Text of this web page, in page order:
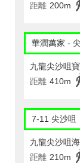
距離 200m
華潤萬家 -
九龍尖沙咀
距離 410m
7-11 尖沙咀
九龍尖沙咀
距離 210m